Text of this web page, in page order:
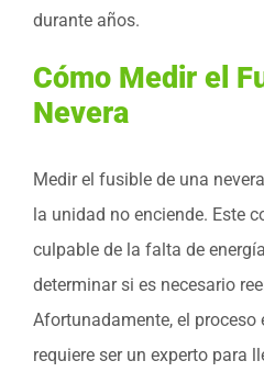
durante años.
Cómo Medir el
Nevera
Medir el fusible de una
la unidad no enciende. Este
culpable de la falta de
determinar si es necesario
Afortunadamente, el
requiere ser un experto para